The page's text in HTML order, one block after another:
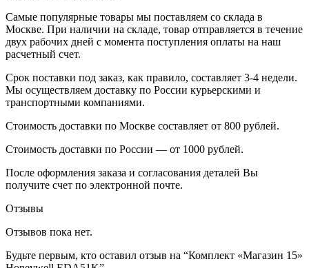
Самые популярные товары мы поставляем со склада в
Москве. При наличии на складе, товар отправляется в течение
двух рабочих дней с момента поступления оплаты на наш
расчетный счет.
Срок поставки под заказ, как правило, составляет 3-4 недели.
Мы осуществляем доставку по России курьерскими и
транспортными компаниями.
Стоимость доставки по Москве составляет от 800 рублей.
Стоимость доставки по России — от 1000 рублей.
После оформления заказа и согласования деталей Вы
получите счет по электронной почте.
Отзывы
Отзывов пока нет.
Будьте первым, кто оставил отзыв на “Комплект «Магазин 15»